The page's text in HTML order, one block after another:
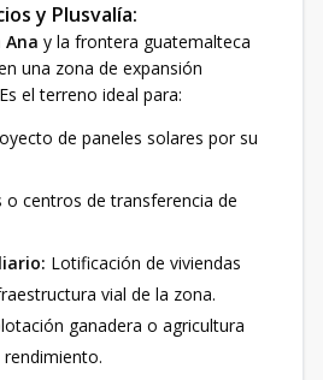
y Plusvalía:
Ana y la frontera guatemalteca
una zona de expansión
el terreno ideal para:
de paneles solares por su
o centros de transferencia de
Lotificación de viviendas
vial de la zona.
ganadera o agricultura